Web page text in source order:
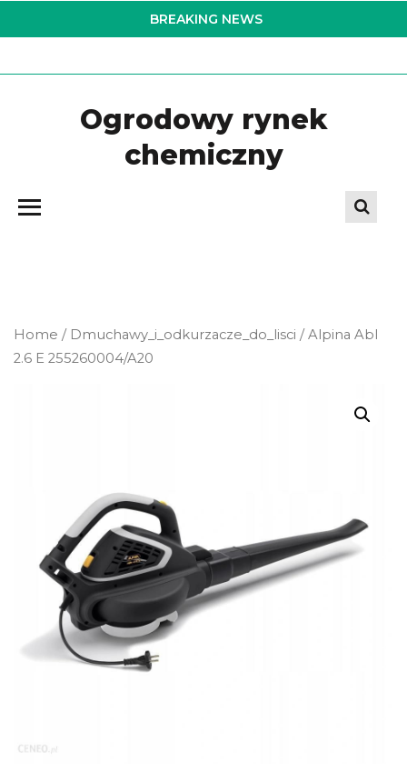
to
BREAKING NEWS
Ogrodowy rynek
chemiczny
Home / Dmuchawy_i_odkurzacze_do_lisci / Alpina Abl
2.6 E 255260004/A20